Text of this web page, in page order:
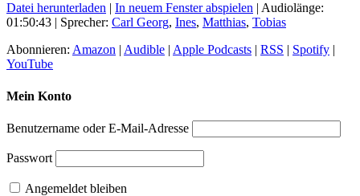
Datei herunterladen | In neuem Fenster abspielen | Audiolänge:
01:50:43 | Sprecher: Carl Georg, Ines, Matthias, Tobias
Abonnieren: Amazon | Audible | Apple Podcasts | RSS | Spotify |
YouTube
Mein Konto
Benutzername oder E-Mail-Adresse
Passwort
Angemeldet bleiben